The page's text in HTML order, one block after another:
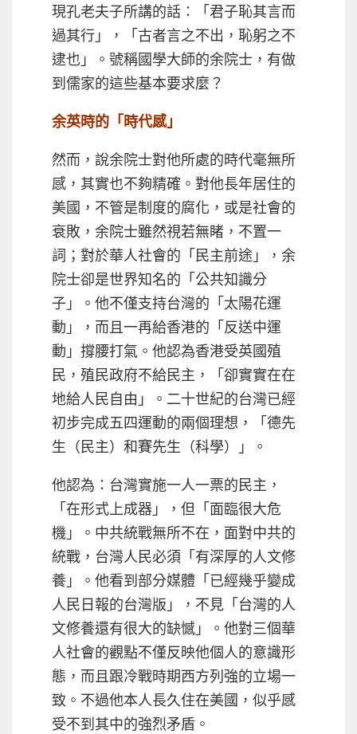
現孔老夫子所講的話：「君子恥其言而
過其行」，「古者言之不出，恥躬之不
逮也」。號稱國學大師的余院士，有做
到儒家的這些基本要求麼？
余英時的「時代感」
然而，說余院士對他所處的時代毫無所
感，其實也不夠精確。對他長年居住的
美國，不管是制度的腐化，或是社會的
衰敗，余院士雖然視若無睹，不置一
詞；對於華人社會的「民主前途」，余
院士卻是世界知名的「公共知識分
子」。他不僅支持台灣的「太陽花運
動」，而且一再給香港的「反送中運
動」撐腰打氣。他認為香港受英國殖
民，殖民政府不給民主，「卻實實在在
地給人民自由」。二十世紀的台灣已經
初步完成五四運動的兩個理想，「德先
生（民主）和賽先生（科學）」。
他認為：台灣實施一人一票的民主，
「在形式上成器」，但「面臨很大危
機」。中共統戰無所不在，面對中共的
統戰，台灣人民必須「有深厚的人文修
養」。他看到部分媒體「已經幾乎變成
人民日報的台灣版」，不見「台灣的人
文修養還有很大的缺憾」。他對三個華
人社會的觀點不僅反映他個人的意識形
態，而且跟冷戰時期西方列強的立場一
致。不過他本人長久住在美國，似乎感
受不到其中的強烈矛盾。